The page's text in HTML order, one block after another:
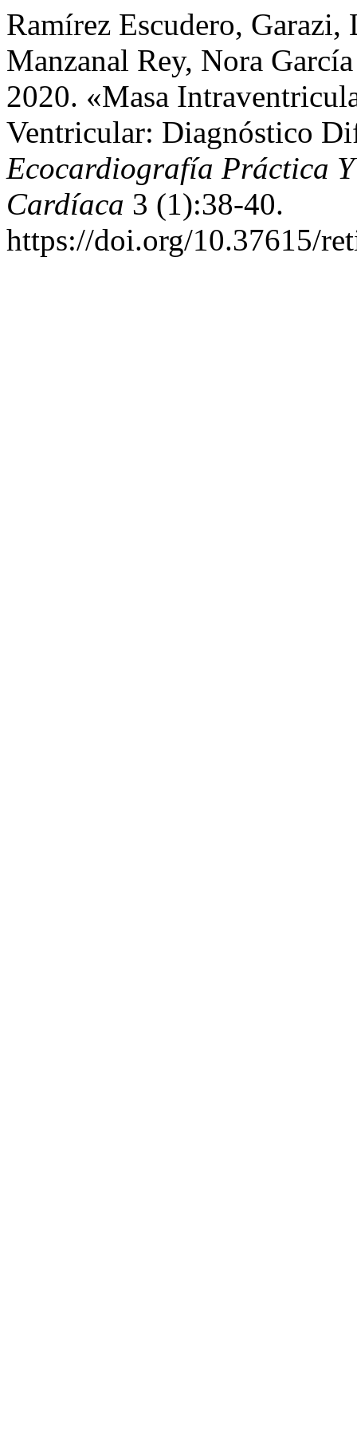
Ramírez Escudero,
Manzanal Rey, Nora
2020. «Masa
Ventricular: Diagnóstico
Ecocardiografía Práctica
Cardíaca 3 (1):38-40.
https://doi.org/10.37615/